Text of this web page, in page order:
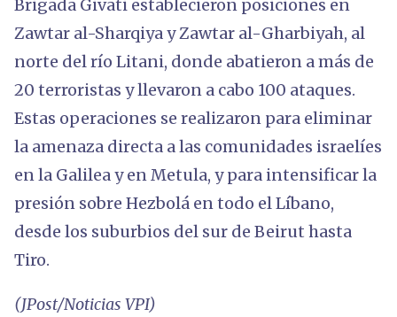
Brigada Givati establecieron posiciones en
Zawtar al-Sharqiya y Zawtar al-Gharbiyah, al
norte del río Litani, donde abatieron a más de
20 terroristas y llevaron a cabo 100 ataques.
Estas operaciones se realizaron para eliminar
la amenaza directa a las comunidades israelíes
en la Galilea y en Metula, y para intensificar la
presión sobre Hezbolá en todo el Líbano,
desde los suburbios del sur de Beirut hasta
Tiro.
(JPost/Noticias VPI)